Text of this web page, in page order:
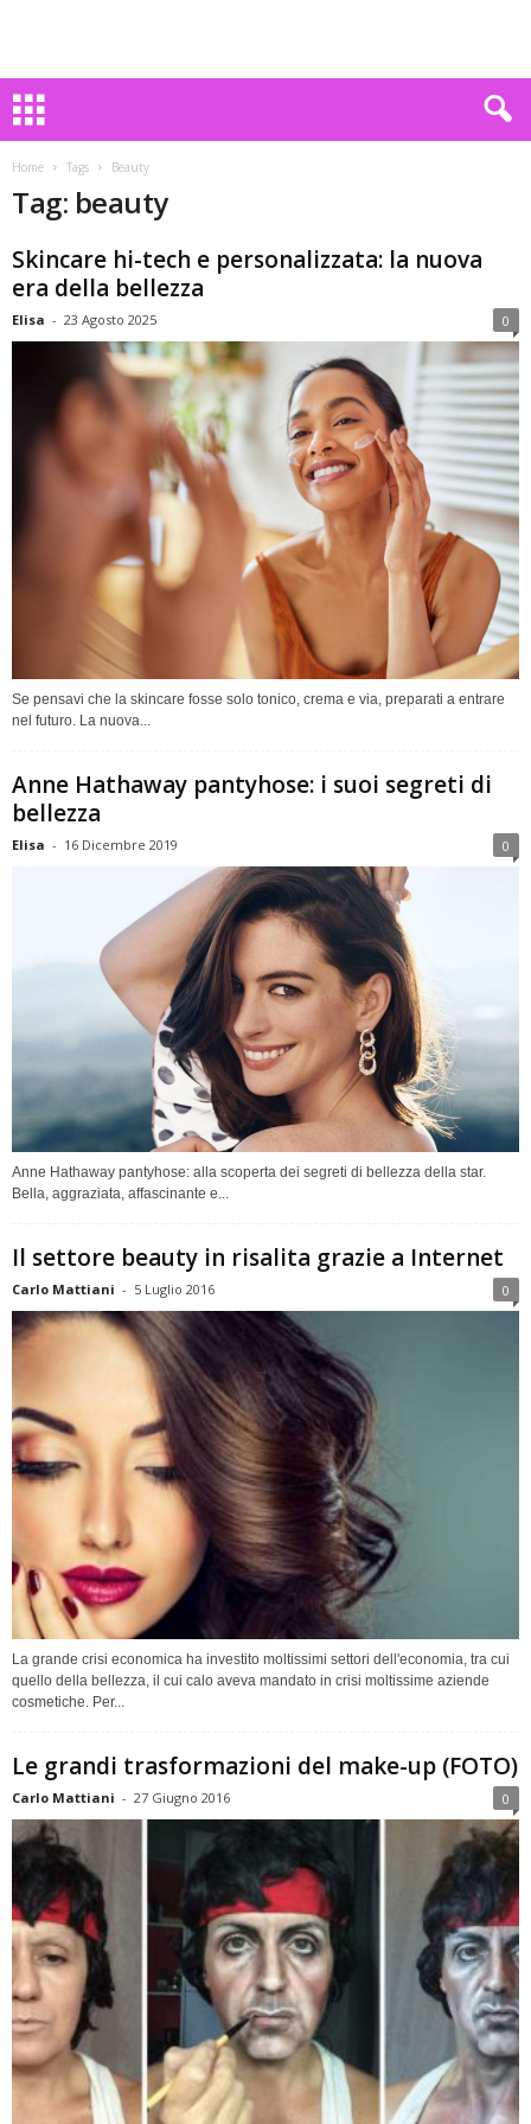
Home Tags Beauty
Tag: beauty
Skincare hi-tech e personalizzata: la nuova
era della bellezza
Elisa - 23 Agosto 2025 0
Se pensavi che la skincare fosse solo tonico, crema e via, preparati a entrare
nel futuro. La nuova...
Anne Hathaway pantyhose: i suoi segreti di
bellezza
Elisa - 16 Dicembre 2019 0
Anne Hathaway pantyhose: alla scoperta dei segreti di bellezza della star.
Bella, aggraziata, affascinante e...
Il settore beauty in risalita grazie a Internet
Carlo Mattiani - 5 Luglio 2016 0
La grande crisi economica ha investito moltissimi settori dell'economia, tra cui
quello della bellezza, il cui calo aveva mandato in crisi moltissime aziende
cosmetiche. Per...
Le grandi trasformazioni del make-up (FOTO)
Carlo Mattiani - 27 Giugno 2016 0